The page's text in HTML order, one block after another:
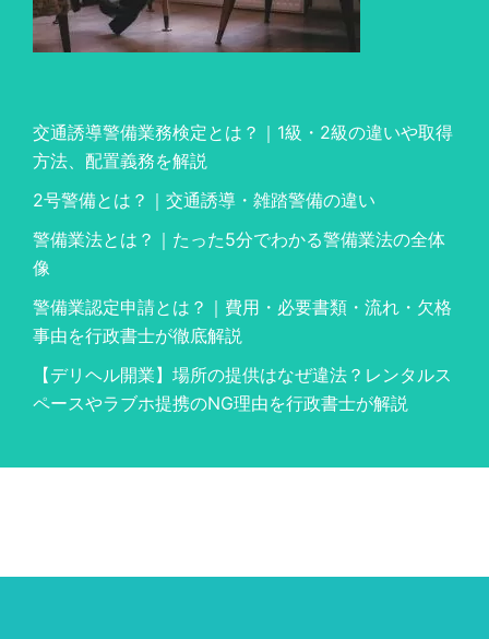
交通誘導警備業務検定とは？｜1級・2級の違いや取得
方法、配置義務を解説
2号警備とは？｜交通誘導・雑踏警備の違い
警備業法とは？｜たった5分でわかる警備業法の全体
像
警備業認定申請とは？｜費用・必要書類・流れ・欠格
事由を行政書士が徹底解説
【デリヘル開業】場所の提供はなぜ違法？レンタルス
ペースやラブホ提携のNG理由を行政書士が解説